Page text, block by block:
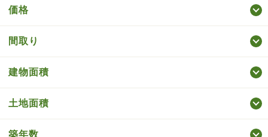
価格
間取り
建物面積
土地面積
築年数